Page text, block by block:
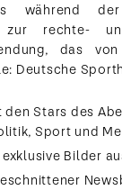
während der
zur rechte-
das
Deutsche
den Stars des
Sport und
Bilder